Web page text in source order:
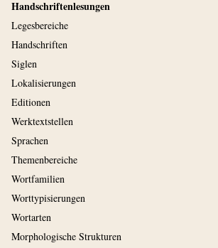
Handschriftenlesungen
Legesbereiche
Handschriften
Siglen
Lokalisierungen
Editionen
Werktextstellen
Sprachen
Themenbereiche
Wortfamilien
Worttypisierungen
Wortarten
Morphologische Strukturen